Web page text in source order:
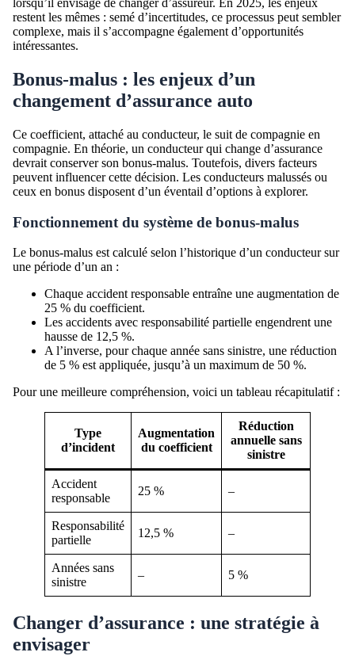
lorsqu’il envisage de changer d’assureur. En 2025, les enjeux
restent les mêmes : semé d’incertitudes, ce processus peut sembler
complexe, mais il s’accompagne également d’opportunités
intéressantes.
Bonus-malus : les enjeux d’un
changement d’assurance auto
Ce coefficient, attaché au conducteur, le suit de compagnie en
compagnie. En théorie, un conducteur qui change d’assurance
devrait conserver son bonus-malus. Toutefois, divers facteurs
peuvent influencer cette décision. Les conducteurs malussés ou
ceux en bonus disposent d’un éventail d’options à explorer.
Fonctionnement du système de bonus-malus
Le bonus-malus est calculé selon l’historique d’un conducteur sur
une période d’un an :
Chaque accident responsable entraîne une augmentation de
25 % du coefficient.
Les accidents avec responsabilité partielle engendrent une
hausse de 12,5 %.
A l’inverse, pour chaque année sans sinistre, une réduction
de 5 % est appliquée, jusqu’à un maximum de 50 %.
Pour une meilleure compréhension, voici un tableau récapitulatif :
Type
d’incident
Augmentation
du coefficient
Réduction
annuelle sans
sinistre
Accident
responsable
25 % –
Responsabilité
partielle
12,5 % –
Années sans
sinistre
– 5 %
Changer d’assurance : une stratégie à
envisager